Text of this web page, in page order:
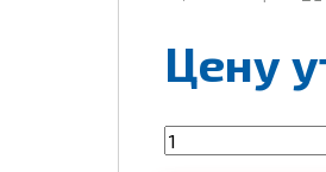
Цену